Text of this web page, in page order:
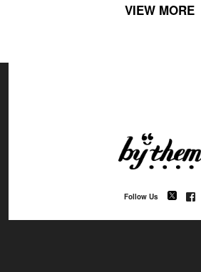
VIEW MORE
Follow Us